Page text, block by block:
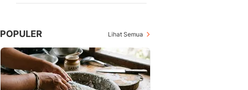
POPULER Lihat Semua